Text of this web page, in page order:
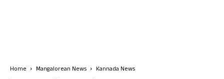
Home Mangalorean News Kannada News